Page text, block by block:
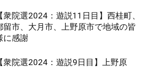
【衆院選2024：遊説11日目】西桂町、
留市、大月市、上野原市で地域の皆
に感謝
【衆院選2024：遊説9日目】上野原